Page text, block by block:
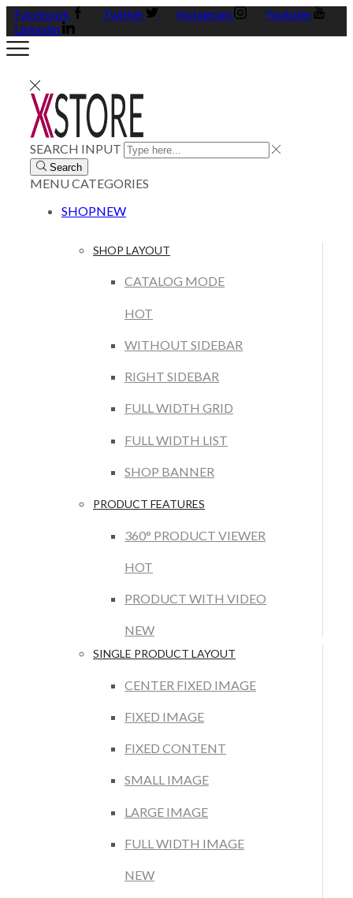
Facebook Twitter Instagram
Youtube
Linkedin
SEARCH INPUT
Search
MENUCATEGORIES
SHOPNEW
SHOP LAYOUT
CATALOG MODE
HOT
WITHOUT SIDEBAR
RIGHT SIDEBAR
FULL WIDTH GRID
FULL WIDTH LIST
SHOP BANNER
PRODUCT FEATURES
360° PRODUCT VIEWER
HOT
PRODUCT WITH VIDEO
NEW
SINGLE PRODUCT LAYOUT
CENTER FIXED IMAGE
FIXED IMAGE
FIXED CONTENT
SMALL IMAGE
LARGE IMAGE
FULL WIDTH IMAGE
NEW